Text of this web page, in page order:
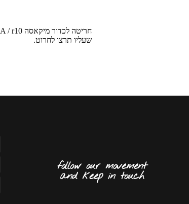
חריטה לכדור מיקאסה MIKASA / r10 שלך.
שעליו תרצו לחרוט.
follow our movement
and keep in touch